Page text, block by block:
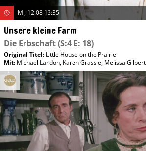
Mi, 12.08 13:35
Unsere kleine Farm
Die Erbschaft(S:4 E: 18)
Original Titel: Little House on the Prairie
Mit: Michael Landon, Karen Grassle, Melissa Gilbert